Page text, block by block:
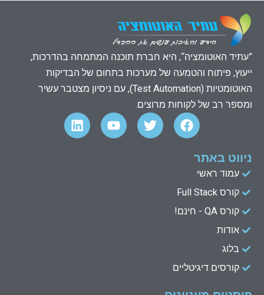
”עתיד האוטומציה“, היא חברת תוכנה המתמחה בהדרכות,
ייעוץ, פיתוח והטמעה של מערכות בתחום של הבדיקות
האוטומטיות (Test Automation), עם ניסיון מצטבר עשיר
ומספר רב של לקוחות מרוצים.
F
a
c
o
k
T
w
i
Y
o
u
L
i
n
ניווט באתר
עמוד ראשי
קורס Full Stack
קורס QA - חינם!
אודות
בלוג
קורסים דיגיטליים